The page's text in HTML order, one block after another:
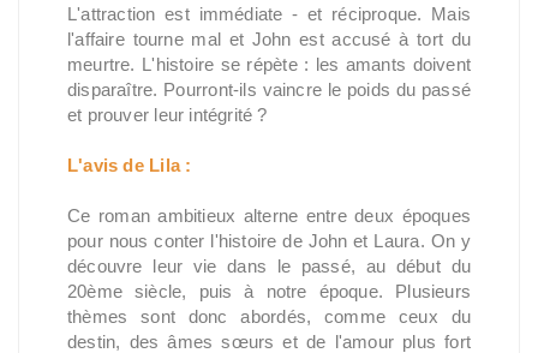
L'attraction est immédiate - et réciproque. Mais
l'affaire tourne mal et John est accusé à tort du
meurtre. L'histoire se répète : les amants doivent
disparaître. Pourront-ils vaincre le poids du passé
et prouver leur intégrité ?
L'avis de Lila :
Ce roman ambitieux alterne entre deux époques
pour nous conter l'histoire de John et Laura. On y
découvre leur vie dans le passé, au début du
20ème siècle, puis à notre époque. Plusieurs
thèmes sont donc abordés, comme ceux du
destin, des âmes sœurs et de l'amour plus fort